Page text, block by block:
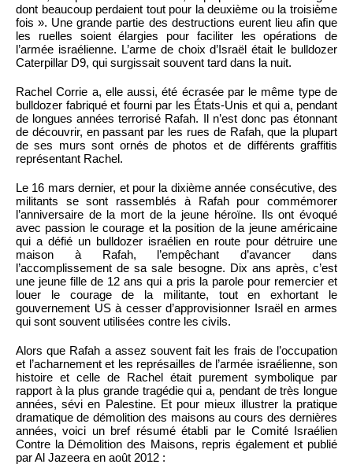
dont beaucoup perdaient tout pour la deuxième ou la troisième
fois ». Une grande partie des destructions eurent lieu afin que
les ruelles soient élargies pour faciliter les opérations de
l’armée israélienne. L’arme de choix d’Israël était le bulldozer
Caterpillar D9, qui surgissait souvent tard dans la nuit.
Rachel Corrie a, elle aussi, été écrasée par le même type de
bulldozer fabriqué et fourni par les États-Unis et qui a, pendant
de longues années terrorisé Rafah. Il n’est donc pas étonnant
de découvrir, en passant par les rues de Rafah, que la plupart
de ses murs sont ornés de photos et de différents graffitis
représentant Rachel.
Le 16 mars dernier, et pour la dixième année consécutive, des
militants se sont rassemblés à Rafah pour commémorer
l’anniversaire de la mort de la jeune héroïne. Ils ont évoqué
avec passion le courage et la position de la jeune américaine
qui a défié un bulldozer israélien en route pour détruire une
maison à Rafah, l’empêchant d’avancer dans
l’accomplissement de sa sale besogne. Dix ans après, c’est
une jeune fille de 12 ans qui a pris la parole pour remercier et
louer le courage de la militante, tout en exhortant le
gouvernement US à cesser d’approvisionner Israël en armes
qui sont souvent utilisées contre les civils.
Alors que Rafah a assez souvent fait les frais de l’occupation
et l’acharnement et les représailles de l’armée israélienne, son
histoire et celle de Rachel était purement symbolique par
rapport à la plus grande tragédie qui a, pendant de très longue
années, sévi en Palestine. Et pour mieux illustrer la pratique
dramatique de démolition des maisons au cours des dernières
années, voici un bref résumé établi par le Comité Israélien
Contre la Démolition des Maisons, repris également et publié
par Al Jazeera en août 2012 :